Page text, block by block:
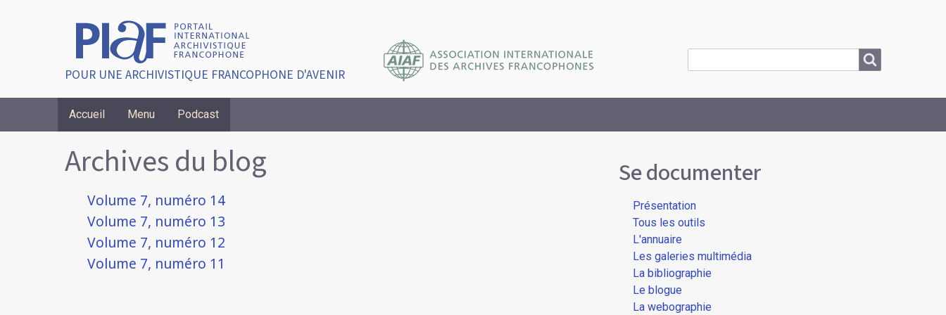
POUR UNE ARCHIVISTIQUE FRANCOPHONE D'AVENIR Search
Accueil Menu Podcast
Breadcrumbs
Archives du blog
Volume 7, numéro 14
Volume 7, numéro 13
Volume 7, numéro 12
Volume 7, numéro 11
Se documenter
Présentation
Tous les outils
L'annuaire
Les galeries multimédia
La bibliographie
Le blogue
La webographie